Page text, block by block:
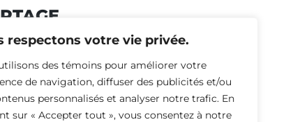
respectons votre vie privée.
des témoins pour améliorer votre
de navigation, diffuser des publicités et/ou
personnalisés et analyser notre trafic. En
sur « Accepter tout », vous consentez à notre
À LA LISTE